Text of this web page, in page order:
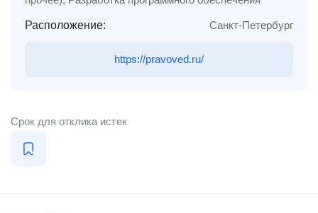
Расположение: Санкт-Петербург
https://pravoved.ru/
Срок для отклика истек